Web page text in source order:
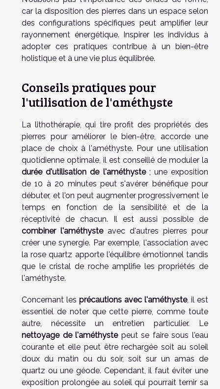
car la disposition des pierres dans un espace selon
des configurations spécifiques peut amplifier leur
rayonnement énergétique. Inspirer les individus à
adopter ces pratiques contribue à un bien-être
holistique et à une vie plus équilibrée.
Conseils pratiques pour
l'utilisation de l'améthyste
La lithothérapie, qui tire profit des propriétés des
pierres pour améliorer le bien-être, accorde une
place de choix à l'améthyste. Pour une utilisation
quotidienne optimale, il est conseillé de moduler la
durée d'utilisation de l'améthyste; une exposition
de 10 à 20 minutes peut s'avérer bénéfique pour
débuter, et l'on peut augmenter progressivement le
temps en fonction de la sensibilité et de la
réceptivité de chacun. Il est aussi possible de
combiner l'améthysteavec d'autres pierres pour
créer une synergie. Par exemple, l'association avec
la rose quartz apporte l'équilibre émotionnel tandis
que le cristal de roche amplifie les propriétés de
l'améthyste.
Concernant les précautions avec l'améthyste, il est
essentiel de noter que cette pierre, comme toute
autre, nécessite un entretien particulier. Le
nettoyage de l'améthystepeut se faire sous l'eau
courante et elle peut être rechargée soit au soleil
doux du matin ou du soir, soit sur un amas de
quartz ou une géode. Cependant, il faut éviter une
exposition prolongée au soleil qui pourrait ternir sa